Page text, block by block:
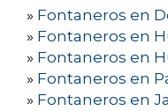
» Fontaneros en
» Fontaneros en
» Fontaneros en
» Fontaneros en
» Fontaneros en